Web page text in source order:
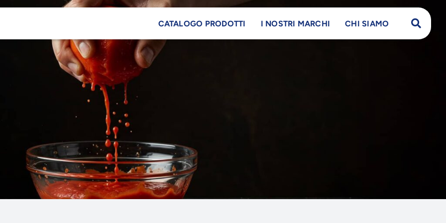
CATALOGO PRODOTTI I NOSTRI MARCHI CHI SIAMO